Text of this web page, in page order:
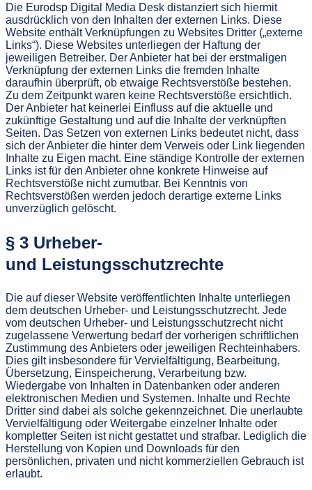
Die Eurodsp Digital Media Desk distanziert sich hiermit
ausdrücklich von den Inhalten der externen Links. Diese
Website enthält Verknüpfungen zu Websites Dritter („externe
Links“). Diese Websites unterliegen der Haftung der
jeweiligen Betreiber. Der Anbieter hat bei der erstmaligen
Verknüpfung der externen Links die fremden Inhalte
daraufhin überprüft, ob etwaige Rechtsverstöße bestehen.
Zu dem Zeitpunkt waren keine Rechtsverstöße ersichtlich.
Der Anbieter hat keinerlei Einfluss auf die aktuelle und
zukünftige Gestaltung und auf die Inhalte der verknüpften
Seiten. Das Setzen von externen Links bedeutet nicht, dass
sich der Anbieter die hinter dem Verweis oder Link liegenden
Inhalte zu Eigen macht. Eine ständige Kontrolle der externen
Links ist für den Anbieter ohne konkrete Hinweise auf
Rechtsverstöße nicht zumutbar. Bei Kenntnis von
Rechtsverstößen werden jedoch derartige externe Links
unverzüglich gelöscht.
§ 3 Urheber-
und Leistungsschutzrechte
Die auf dieser Website veröffentlichten Inhalte unterliegen
dem deutschen Urheber- und Leistungsschutzrecht. Jede
vom deutschen Urheber- und Leistungsschutzrecht nicht
zugelassene Verwertung bedarf der vorherigen schriftlichen
Zustimmung des Anbieters oder jeweiligen Rechteinhabers.
Dies gilt insbesondere für Vervielfältigung, Bearbeitung,
Übersetzung, Einspeicherung, Verarbeitung bzw.
Wiedergabe von Inhalten in Datenbanken oder anderen
elektronischen Medien und Systemen. Inhalte und Rechte
Dritter sind dabei als solche gekennzeichnet. Die unerlaubte
Vervielfältigung oder Weitergabe einzelner Inhalte oder
kompletter Seiten ist nicht gestattet und strafbar. Lediglich die
Herstellung von Kopien und Downloads für den
persönlichen, privaten und nicht kommerziellen Gebrauch ist
erlaubt.